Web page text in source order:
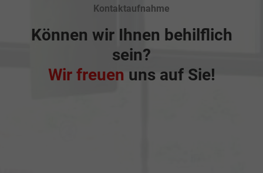
Kontaktaufnahme
Können wir Ihnen behilflich
sein?
Wir freuen uns auf Sie!